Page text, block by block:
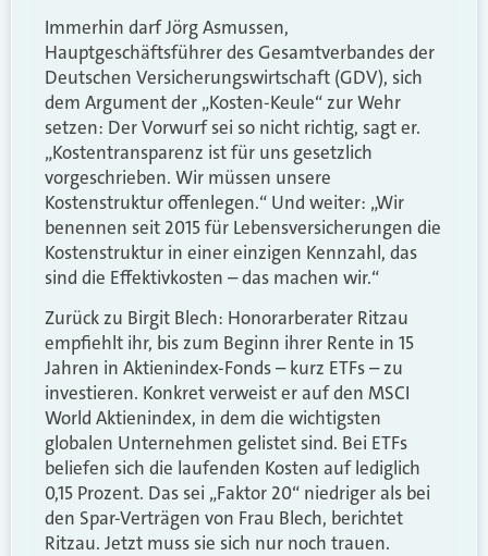
Immerhin darf Jörg Asmussen,
Hauptgeschäftsführer des Gesamtverbandes der
Deutschen Versicherungswirtschaft (GDV), sich
dem Argument der „Kosten-Keule“ zur Wehr
setzen: Der Vorwurf sei so nicht richtig, sagt er.
„Kostentransparenz ist für uns gesetzlich
vorgeschrieben. Wir müssen unsere
Kostenstruktur offenlegen.“ Und weiter: „Wir
benennen seit 2015 für Lebensversicherungen die
Kostenstruktur in einer einzigen Kennzahl, das
sind die Effektivkosten – das machen wir.“
Zurück zu Birgit Blech: Honorarberater Ritzau
empfiehlt ihr, bis zum Beginn ihrer Rente in 15
Jahren in Aktienindex-Fonds – kurz ETFs – zu
investieren. Konkret verweist er auf den MSCI
World Aktienindex, in dem die wichtigsten
globalen Unternehmen gelistet sind. Bei ETFs
beliefen sich die laufenden Kosten auf lediglich
0,15 Prozent. Das sei „Faktor 20“ niedriger als bei
den Spar-Verträgen von Frau Blech, berichtet
Ritzau. Jetzt muss sie sich nur noch trauen.